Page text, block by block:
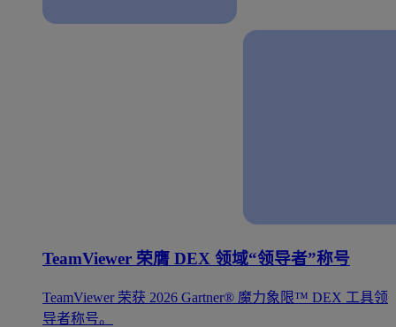
TeamViewer 荣膺 DEX 领域“领导者”称号
TeamViewer 荣获 2026 Gartner® 魔力象限™ DEX 工具领
导者称号。